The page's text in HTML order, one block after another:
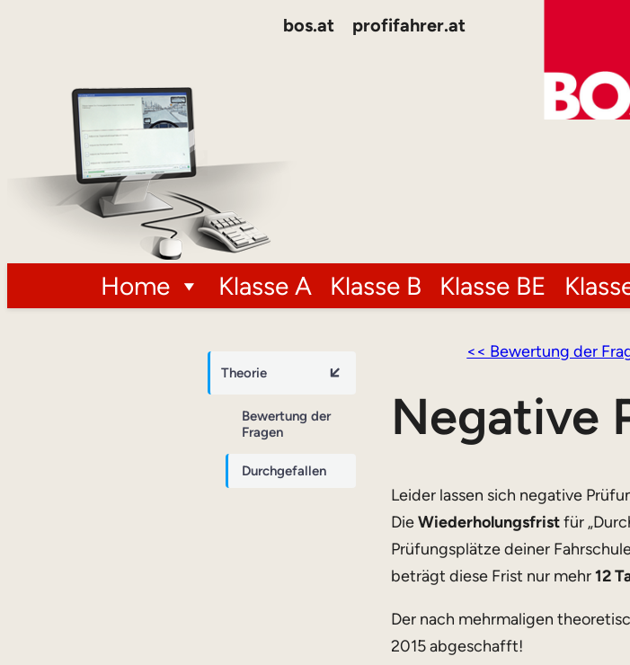
bos.at profifahrer.at
Home Klasse A Klasse B Klasse BE
Theorie
Bewertung der
Fragen
Durchgefallen
<< Bewertung der
Negative
Leider lassen sich negative
DieWiederholungsfristfür
Prüfungsplätze deiner
beträgt diese Frist nur mehr12
Der nach mehrmaligen
2015 abgeschafft!